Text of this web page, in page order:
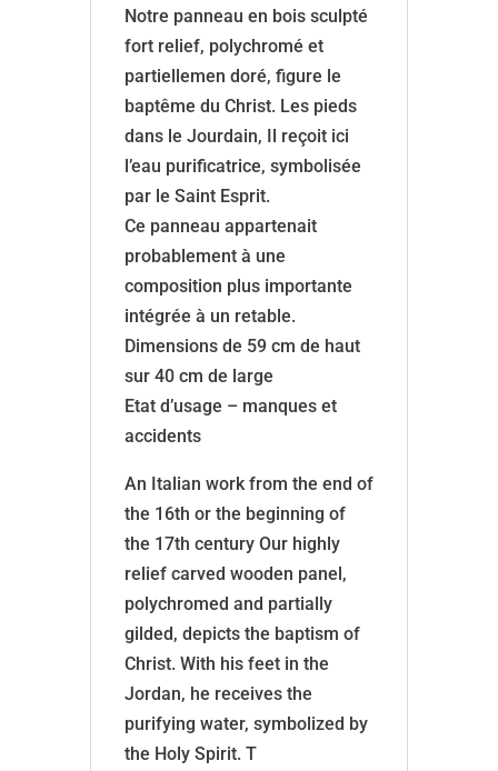
vendu
Notre panneau en bois sculpté
fort relief, polychromé et
partiellemen doré, figure le
baptême du Christ. Les pieds
dans le Jourdain, Il reçoit ici
l’eau purificatrice, symbolisée
par le Saint Esprit.
Ce panneau appartenait
probablement à une
composition plus importante
intégrée à un retable.
Dimensions de 59 cm de haut
sur 40 cm de large
Etat d’usage – manques et
accidents
An Italian work from the end of
the 16th or the beginning of
the 17th century Our highly
relief carved wooden panel,
polychromed and partially
gilded, depicts the baptism of
Christ. With his feet in the
Jordan, he receives the
purifying water, symbolized by
the Holy Spirit. T